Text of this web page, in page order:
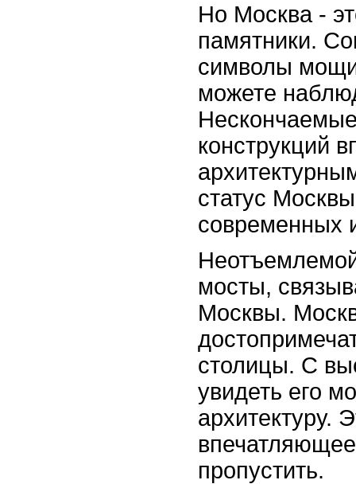
Но Москва -
памятники.
символы мощи
можете
конструкций
статус
современных
мосты,
Москвы.
столицы. С
увидеть его
архитектуру.
пропустить.